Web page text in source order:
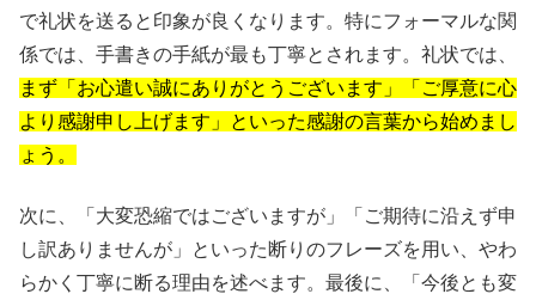
で礼状を送ると印象が良くなります。特にフォーマルな関
係では、手書きの手紙が最も丁寧とされます。礼状では、
まず「お心遣い誠にありがとうございます」「ご厚意に心
より感謝申し上げます」といった感謝の言葉から始めまし
ょう。
次に、「大変恐縮ではございますが」「ご期待に沿えず申
し訳ありませんが」といった断りのフレーズを用い、やわ
らかく丁寧に断る理由を述べます。最後に、「今後とも変